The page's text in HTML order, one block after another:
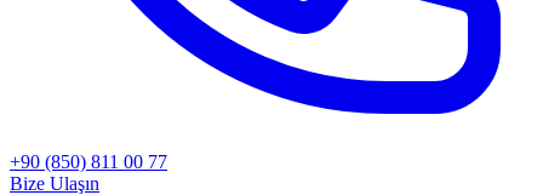
+90 (850) 811 00 77
Bize Ulaşın